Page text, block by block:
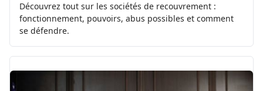
Découvrez tout sur les sociétés de recouvrement :
fonctionnement, pouvoirs, abus possibles et comment
se défendre.